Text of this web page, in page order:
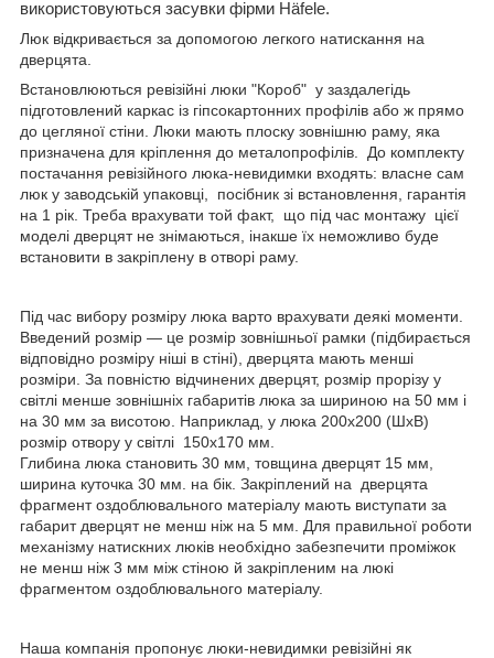
використовуються засувки фірми Häfele.
Люк відкривається за допомогою легкого натискання на
дверцята.
Встановлюються ревізійні люки "Короб" у заздалегідь
підготовлений каркас із гіпсокартонних профілів або ж прямо
до цегляної стіни. Люки мають плоску зовнішню раму, яка
призначена для кріплення до металопрофілів. До комплекту
постачання ревізійного люка-невидимки входять: власне сам
люк у заводській упаковці, посібник зі встановлення, гарантія
на 1 рік. Треба врахувати той факт, що під час монтажу цієї
моделі дверцят не знімаються, інакше їх неможливо буде
встановити в закріплену в отворі раму.
Під час вибору розміру люка варто врахувати деякі моменти.
Введений розмір — це розмір зовнішньої рамки (підбирається
відповідно розміру ніші в стіні), дверцята мають менші
розміри. За повністю відчинених дверцят, розмір прорізу у
світлі менше зовнішніх габаритів люка за шириною на 50 мм і
на 30 мм за висотою. Наприклад, у люка 200х200 (ШхВ)
розмір отвору у світлі 150х170 мм.
Глибина люка становить 30 мм, товщина дверцят 15 мм,
ширина куточка 30 мм. на бік. Закріплений на дверцята
фрагмент оздоблювального матеріалу мають виступати за
габарит дверцят не менш ніж на 5 мм. Для правильної роботи
механізму натискних люків необхідно забезпечити проміжок
не менш ніж 3 мм між стіною й закріпленим на люкі
фрагментом оздоблювального матеріалу.
Наша компанія пропонує люки-невидимки ревізійні як